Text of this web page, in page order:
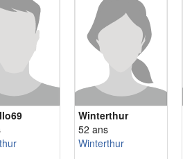
Winterthur
52 ans
Winterthur